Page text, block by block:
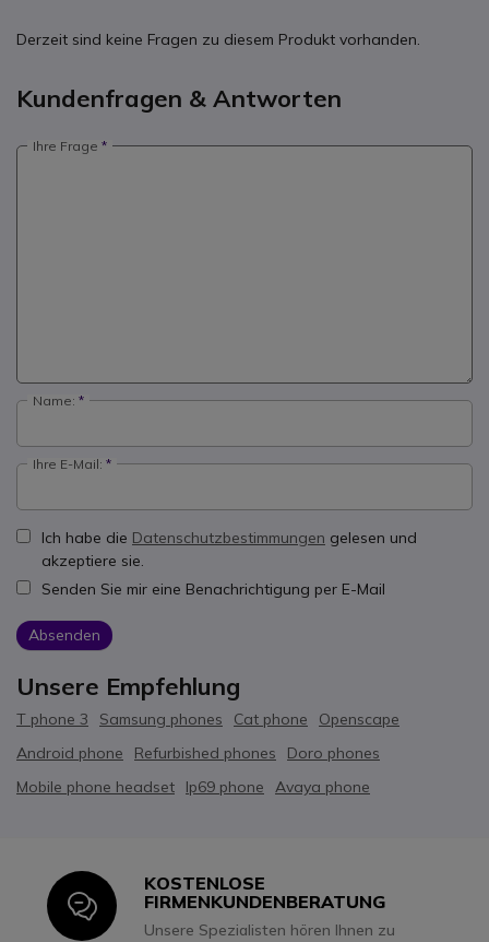
Derzeit sind keine Fragen zu diesem Produkt vorhanden.
Kundenfragen & Antworten
Ihre Frage
Name:
Ihre E-Mail:
Ich habe die Datenschutzbestimmungen gelesen und
akzeptiere sie.
Senden Sie mir eine Benachrichtigung per E-Mail
Absenden
Unsere Empfehlung
T phone 3 Samsung phones Cat phone
Openscape
Android phone
Refurbished phones
Doro phones
Mobile phone headset
Ip69 phone Avaya phone
Icon
KOSTENLOSE
FIRMENKUNDENBERATUNG
Unsere Spezialisten hören Ihnen zu